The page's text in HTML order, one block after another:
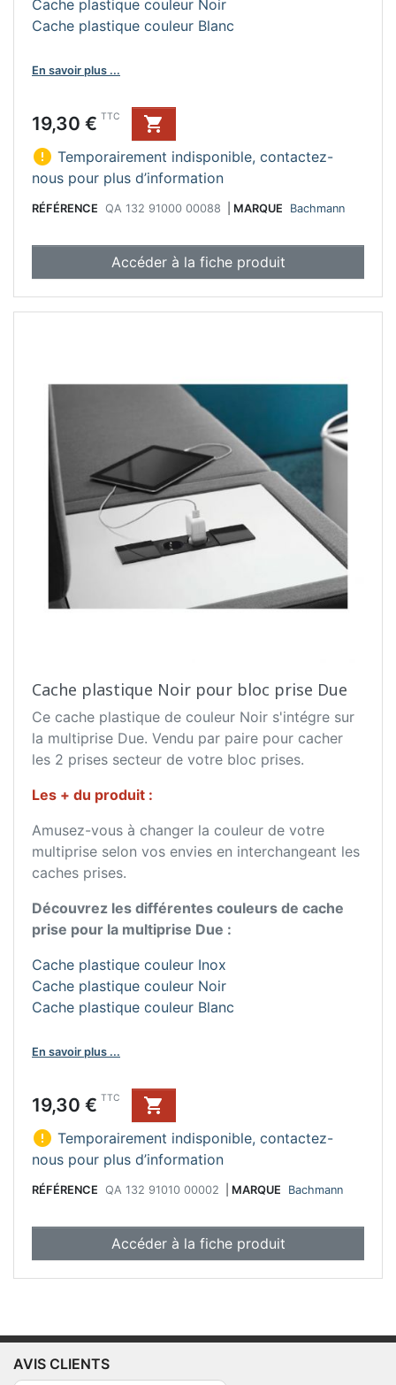
Cache plastique couleur Noir
Cache plastique couleur Blanc
En savoir plus ...
Prix
19,30 € TTC

 Temporairement indisponible, contactez-
nous pour plus d’information
RÉFÉRENCE QA 132 91000 00088 MARQUE Bachmann
Accéder à la fiche produit
Cache plastique Noir pour bloc prise Due
Ce cache plastique de couleur Noir s'intégre sur
la multiprise Due. Vendu par paire pour cacher
les 2 prises secteur de votre bloc prises.
Les + du produit :
Amusez-vous à changer la couleur de votre
multiprise selon vos envies en interchangeant les
caches prises.
Découvrez les différentes couleurs de cache
prise pour la multiprise Due :
Cache plastique couleur Inox
Cache plastique couleur Noir
Cache plastique couleur Blanc
En savoir plus ...
Prix
19,30 € TTC

 Temporairement indisponible, contactez-
nous pour plus d’information
RÉFÉRENCE QA 132 91010 00002 MARQUE Bachmann
Accéder à la fiche produit
AVIS CLIENTS